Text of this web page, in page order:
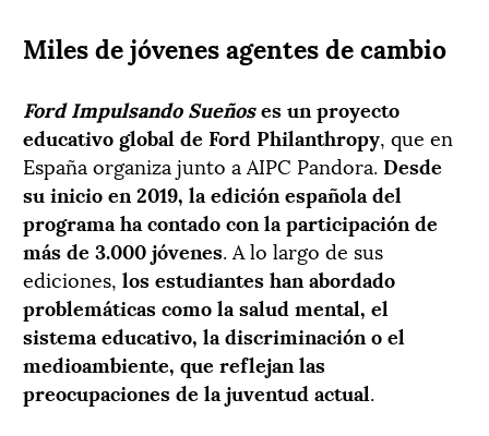
Miles de jóvenes agentes de cambio
Ford Impulsando Sueñoses un proyecto
educativo global de Ford Philanthropy, que en
España organiza junto a AIPC Pandora.Desde
su inicio en 2019, la edición española del
programa ha contado con la participación de
más de 3.000 jóvenes. A lo largo de sus
ediciones, los estudiantes han abordado
problemáticas como la salud mental, el
sistema educativo, la discriminación o el
medioambiente, que reflejan las
preocupaciones de la juventud actual.